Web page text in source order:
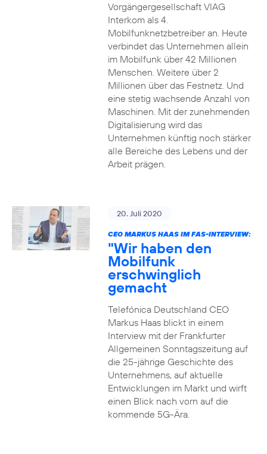
Vorgängergesellschaft VIAG
Interkom als 4.
Mobilfunknetzbetreiber an. Heute
verbindet das Unternehmen allein
im Mobilfunk über 42 Millionen
Menschen. Weitere über 2
Millionen über das Festnetz. Und
eine stetig wachsende Anzahl von
Maschinen. Mit der zunehmenden
Digitalisierung wird das
Unternehmen künftig noch stärker
alle Bereiche des Lebens und der
Arbeit prägen.
20. Juli 2020
CEO MARKUS HAAS IM FAS-INTERVIEW:
"Wir haben den
Mobilfunk
erschwinglich
gemacht
Telefónica Deutschland CEO
Markus Haas blickt in einem
Interview mit der Frankfurter
Allgemeinen Sonntagszeitung auf
die 25-jährige Geschichte des
Unternehmens, auf aktuelle
Entwicklungen im Markt und wirft
einen Blick nach vorn auf die
kommende 5G-Ära.